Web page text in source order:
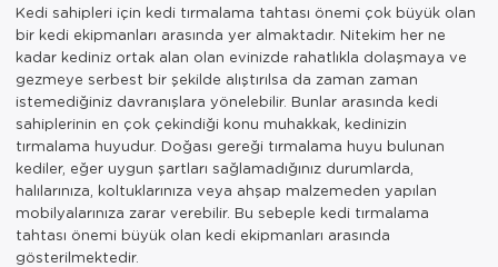
Kedi sahipleri için kedi tırmalama tahtası önemi çok büyük olan
bir kedi ekipmanları arasında yer almaktadır. Nitekim her ne
kadar kediniz ortak alan olan evinizde rahatlıkla dolaşmaya ve
gezmeye serbest bir şekilde alıştırılsa da zaman zaman
istemediğiniz davranışlara yönelebilir. Bunlar arasında kedi
sahiplerinin en çok çekindiği konu muhakkak, kedinizin
tırmalama huyudur. Doğası gereği tırmalama huyu bulunan
kediler, eğer uygun şartları sağlamadığınız durumlarda,
halılarınıza, koltuklarınıza veya ahşap malzemeden yapılan
mobilyalarınıza zarar verebilir. Bu sebeple kedi tırmalama
tahtası önemi büyük olan kedi ekipmanları arasında
gösterilmektedir.